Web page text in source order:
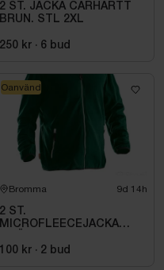
2 ST. JACKA CARHARTT
BRUN. STL 2XL
250 kr · 6 bud
Bromma 9d 14h
2 ST.
MICROFLEECEJACKA
WORKWEAR. STL (L)
100 kr · 2 bud
Oanvänd